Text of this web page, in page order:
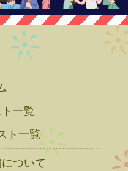
一覧
ト一覧
ついて